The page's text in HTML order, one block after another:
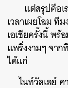
แต่สรุปคือเ
เวลาเผยโฉม ที
เอเชียครั้งนี้ พ
แพริ่งงามๆ จา
ได้แก่
ไนท์วัลเลย์